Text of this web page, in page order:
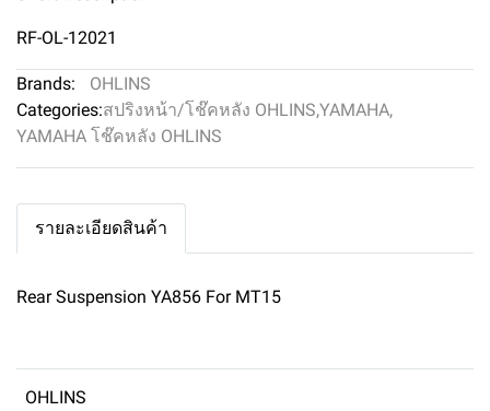
RF-OL-12021
Brands:
OHLINS
Categories:สปริงหน้า/โช๊คหลัง OHLINS,YAMAHA,
YAMAHA โช๊คหลัง OHLINS
รายละเอียดสินค้า
Rear Suspension YA856 For MT15
OHLINS